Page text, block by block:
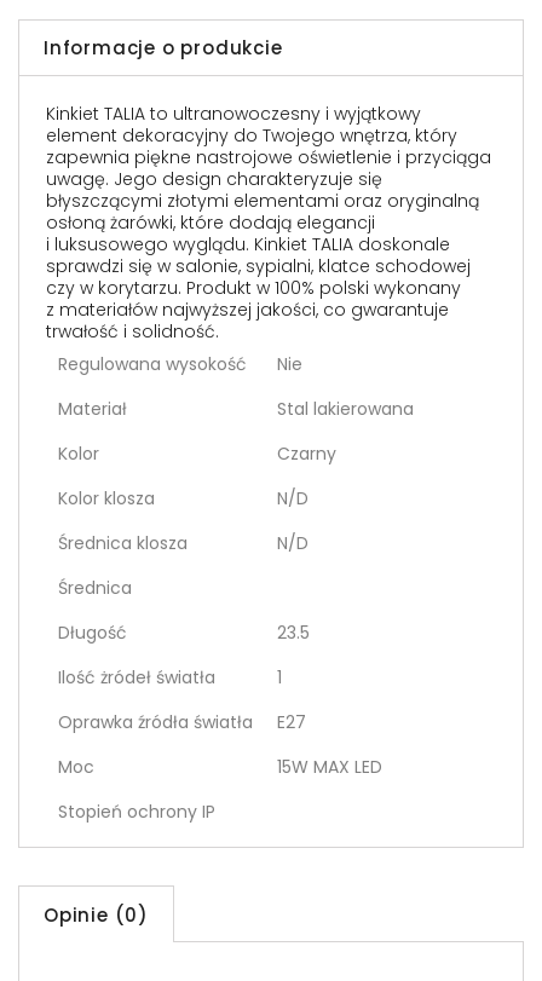
Informacje o produkcie
Kinkiet TALIA to ultranowoczesny i wyjątkowy
element dekoracyjny do Twojego wnętrza, który
zapewnia piękne nastrojowe oświetlenie i przyciąga
uwagę. Jego design charakteryzuje się
błyszczącymi złotymi elementami oraz oryginalną
osłoną żarówki, które dodają elegancji
i luksusowego wyglądu. Kinkiet TALIA doskonale
sprawdzi się w salonie, sypialni, klatce schodowej
czy w korytarzu. Produkt w 100% polski wykonany
z materiałów najwyższej jakości, co gwarantuje
trwałość i solidność.
Regulowana wysokość
Nie
Materiał
Stal lakierowana
Kolor
Czarny
Kolor klosza
N/D
Średnica klosza
N/D
Średnica
Długość
23.5
Ilość żródeł światła
1
Oprawka źródła światła
E27
Moc
15W MAX LED
Stopień ochrony IP
Opinie (0)